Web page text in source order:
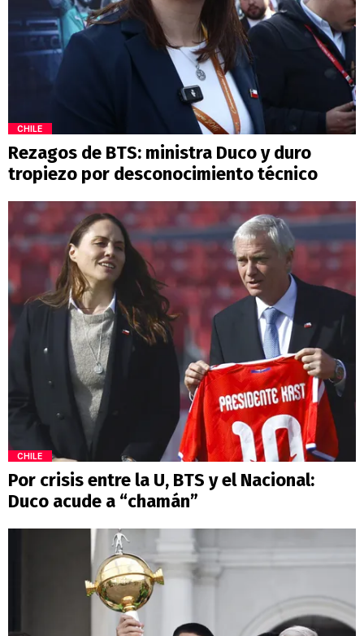
CHILE
Rezagos de BTS: ministra Duco y duro
tropiezo por desconocimiento técnico
CHILE
Por crisis entre la U, BTS y el Nacional:
Duco acude a “chamán”